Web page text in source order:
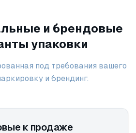
и брендовые
упаковки
под требования вашего
и брендинг.
к продаже